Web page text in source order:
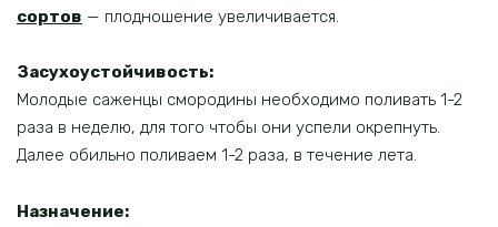
сортов — плодношение увеличивается.
Засухоустойчивость:
Молодые саженцы смородины необходимо поливать 1-2
раза в неделю, для того чтобы они успели окрепнуть.
Далее обильно поливаем 1-2 раза, в течение лета.
Назначение: